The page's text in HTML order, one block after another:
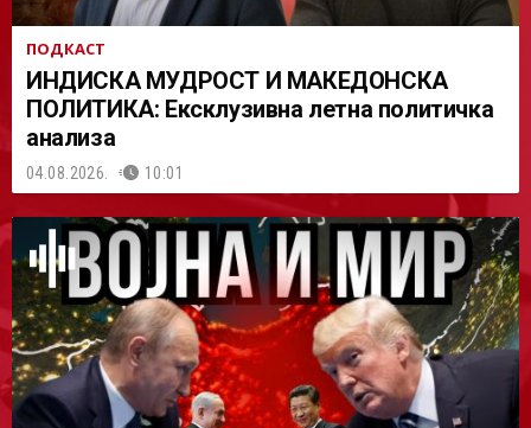
ПОДКАСТ
ИНДИСКА МУДРОСТ И МАКЕДОНСКА
ПОЛИТИКА: Ексклузивна летна политичка
анализа
04.08.2026. 10:01